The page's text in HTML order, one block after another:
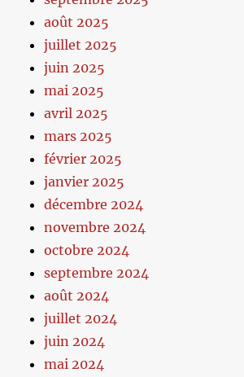
août 2025
juillet 2025
juin 2025
mai 2025
avril 2025
mars 2025
février 2025
janvier 2025
décembre 2024
novembre 2024
octobre 2024
septembre 2024
août 2024
juillet 2024
juin 2024
mai 2024